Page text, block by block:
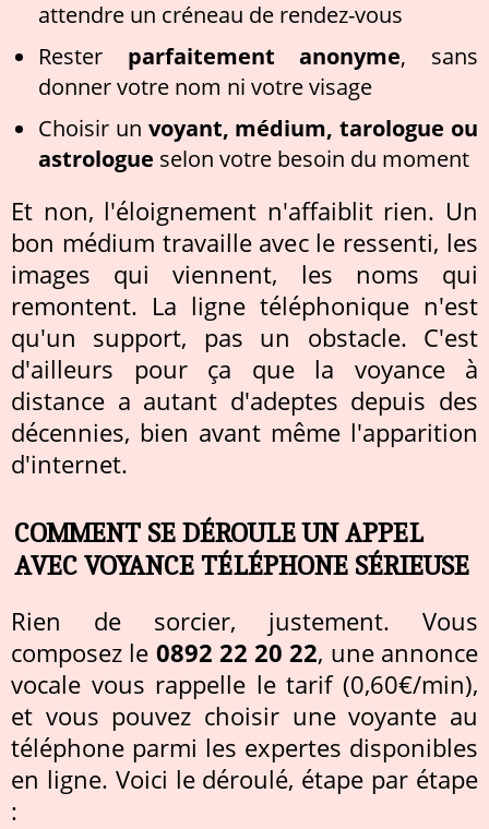
attendre un créneau de rendez-vous
Rester parfaitement anonyme, sans
donner votre nom ni votre visage
Choisir un voyant, médium, tarologue ou
astrologue selon votre besoin du moment
Et non, l'éloignement n'affaiblit rien. Un
bon médium travaille avec le ressenti, les
images qui viennent, les noms qui
remontent. La ligne téléphonique n'est
qu'un support, pas un obstacle. C'est
d'ailleurs pour ça que la voyance à
distance a autant d'adeptes depuis des
décennies, bien avant même l'apparition
d'internet.
COMMENT SE DÉROULE UN APPEL
AVEC VOYANCE TÉLÉPHONE SÉRIEUSE
Rien de sorcier, justement. Vous
composez le 0892 22 20 22, une annonce
vocale vous rappelle le tarif (0,60€/min),
et vous pouvez choisir une voyante au
téléphone parmi les expertes disponibles
en ligne. Voici le déroulé, étape par étape
: